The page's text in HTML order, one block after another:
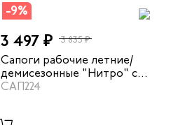
-9%
3 497 ₽ 3 835 ₽
Сапоги рабочие летние/
демисезонные "Нитро" с
КП цвет черный
САП224